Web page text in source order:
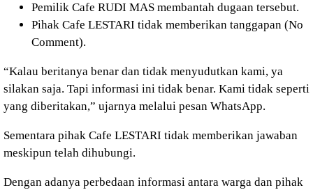
Pemilik Cafe RUDI MAS membantah dugaan tersebut.
Pihak Cafe LESTARI tidak memberikan tanggapan (No
Comment).
“Kalau beritanya benar dan tidak menyudutkan kami, ya
silakan saja. Tapi informasi ini tidak benar. Kami tidak seperti
yang diberitakan,” ujarnya melalui pesan WhatsApp.
Sementara pihak Cafe LESTARI tidak memberikan jawaban
meskipun telah dihubungi.
Dengan adanya perbedaan informasi antara warga dan pihak